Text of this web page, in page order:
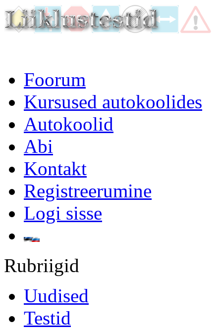
Foorum
Kursused autokoolides
Autokoolid
Abi
Kontakt
Registreerumine
Logi sisse
Rubriigid
Uudised
Testid